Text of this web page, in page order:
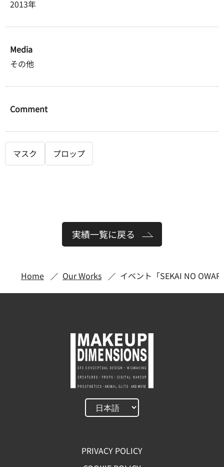
2013年
Media
その他
Comment
マスク プロップ
実績一覧に戻る
Home Our Works イベント「SEKAI NO
PRIVACY POLICY